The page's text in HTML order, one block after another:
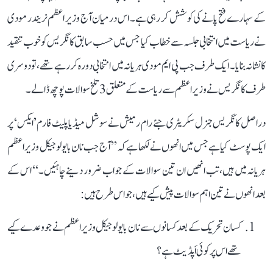
کے سہارے فتح پانے کی کوشش کر رہی ہے۔ اس درمیان آج وزیر اعظم نریندر مودی
نے ریاست میں انتخابی جلسہ سے خطاب کیا جس میں حسب سابق کانگریس کو خوب تنقید
کا نشانہ بنایا۔ ایک طرف جب پی ایم مودی ہریانہ میں انتخابی دورہ کر رہے تھے، تو دوسری
طرف کانگریس نے وزیر اعظم سے ریاست کے متعلق 3 تلخ سوالات پوچھ ڈالے۔
دراصل کانگریس جنرل سکریٹری جئے رام رمیش نے سوشل میڈیا پلیٹ فارم ’ایکس‘ پر
ایک پوسٹ کیا ہے جس میں انھوں نے لکھا ہے کہ ’’آج جب نان بایولوجیکل وزیر اعظم
ہریانہ میں ہیں، تب انھیں ان تین سوالات کے جواب ضرور دینے چاہئیں۔‘‘ اس کے
بعد انھوں نے تین اہم سوالات پیش کیے ہیں، جو اس طرح ہیں:
کسان تحریک کے بعد کسانوں سے نان بایولوجیکل وزیر اعظم نے جو وعدے کیے
تھے اس پر کوئی اَپڈیٹ ہے؟